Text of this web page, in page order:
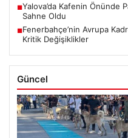
■Yalova’da Kafenin Önünde
Sahne Oldu
■Fenerbahçe’nin Avrupa
Kritik Değişiklikler
Güncel